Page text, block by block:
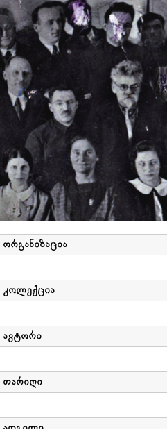
ორგანიზაცია
კოლექცია
ავტორი
თარიღი